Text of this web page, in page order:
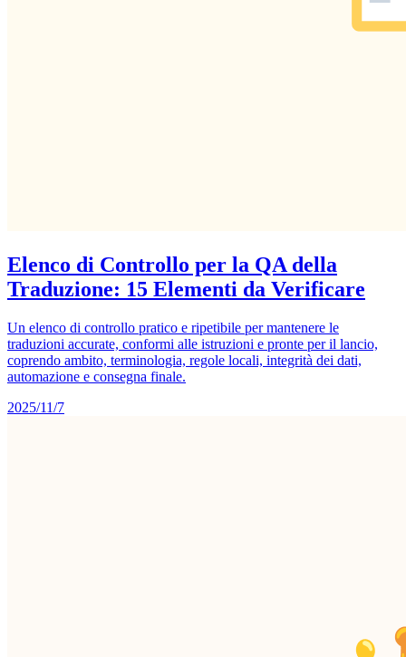
Elenco di Controllo per la QA della
Traduzione: 15 Elementi da Verificare
Un elenco di controllo pratico e ripetibile per mantenere le
traduzioni accurate, conformi alle istruzioni e pronte per il lancio,
coprendo ambito, terminologia, regole locali, integrità dei dati,
automazione e consegna finale.
2025/11/7